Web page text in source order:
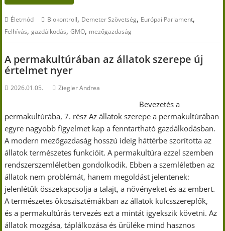
Életmód Biokontroll, Demeter Szövetség, Európai Parlament,
Felhívás,gazdálkodás,GMO, mezőgazdaság
A permakultúrában az állatok szerepe új
értelmet nyer
2026.01.05. Ziegler Andrea
Bevezetés a
permakultúrába, 7. rész Az állatok szerepe a permakultúrában
egyre nagyobb figyelmet kap a fenntartható gazdálkodásban.
A modern mezőgazdaság hosszú ideig háttérbe szorította az
állatok természetes funkcióit. A permakultúra ezzel szemben
rendszerszemléletben gondolkodik. Ebben a szemléletben az
állatok nem problémát, hanem megoldást jelentenek:
jelenlétük összekapcsolja a talajt, a növényeket és az embert.
A természetes ökoszisztémákban az állatok kulcsszereplők,
és a permakultúrás tervezés ezt a mintát igyekszik követni. Az
állatok mozgása, táplálkozása és ürüléke mind hasznos